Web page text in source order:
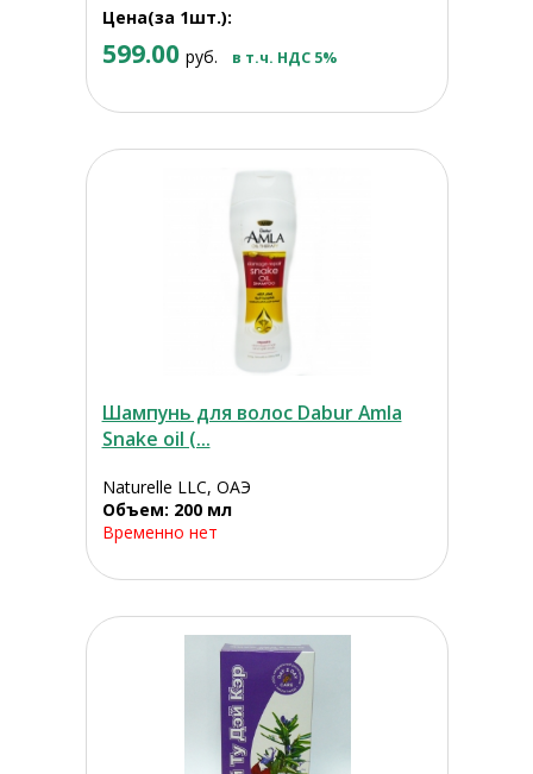
Цена(за 1шт.):
599.00 руб. в т.ч. НДС 5%
Шампунь для волос Dabur Amla
Snake oil (...
Naturelle LLC, ОАЭ
Объем: 200 мл
Временно нет